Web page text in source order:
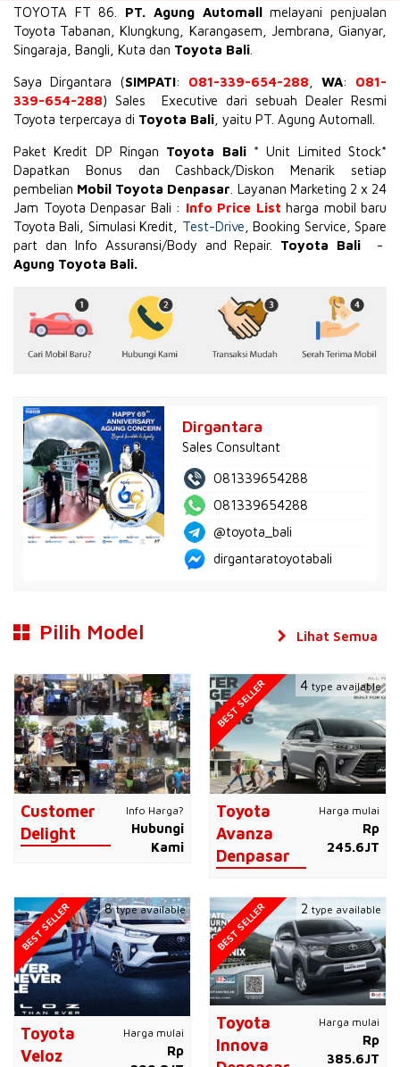
TOYOTA FT 86 PT. Agung Automallmelayani penjualan
Toyota Tabanan, Klungkung, Karangasem, Jembrana, Gianyar,
Singaraja, Bangli, Kuta dan Toyota Bali
Saya Dirgantara (SIMPATI: 081-339-654-288 WA: 081-
339-654-288) Sales Executive dari sebuah Dealer Resmi
Toyota terpercaya di Toyota Bali , yaitu PT. Agung Automall.
Paket Kredit DP Ringan Toyota Bali * Unit Limited Stock*
Dapatkan Bonus dan Cashback/Diskon Menarik setiap
pembelian Mobil Toyota Denpasar . Layanan Marketing 2 x 24
Jam Toyota Denpasar Bali : Info Price List harga mobil baru
Toyota Bali, Simulasi Kredit, Test-Drive , Booking Service, Spare
part dan Info Assuransi/Body and Repair. Toyota Bali -
Agung Toyota Bali.
Dirgantara
Sales Consultant
081339654288
081339654288
@toyota_bali
dirgantaratoyotabali
Pilih Model
Customer
Delight
Info Harga?
Hubungi
Kami
Toyota
Avanza
Denpasar
Harga mulai
Rp
245.6JT
BEST SELLER 4 type available
Toyota
Veloz
Harga mulai
Rp
BEST SELLER 8type available
Toyota
Innova
Harga mulai
Rp
385.6JT
BEST SELLER 2 type available
Lihat Semua